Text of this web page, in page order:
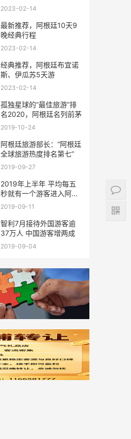
2023-02-14
最新推荐，阿根廷10天9
晚经典行程
2023-02-14
经典推荐，阿根廷布宜诺
斯、伊瓜苏5天游
2023-02-14
孤独星球的“最佳旅游”排
名2020，阿根廷名列前茅
2019-10-24
阿根廷旅游部长：“阿根廷
全球旅游热度排名第七”
2019-09-27
2019年上半年 平均每五
秒就有一个游客进入阿根
廷
2019-09-11
智利7月接待外国游客逾
37万人 中国游客增两成
2019-09-04